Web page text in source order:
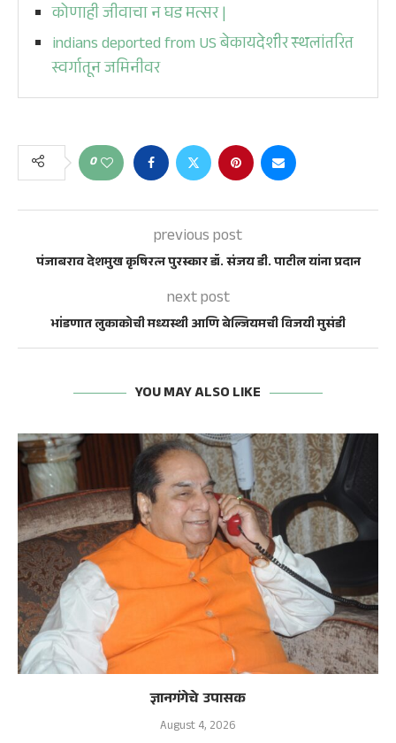
कोणाही जीवाचा न घड मत्सर |
indians deported from US बेकायदेशीर स्थलांतरित
स्वर्गातून जमिनीवर
0
previous post
पंजाबराव देशमुख कृषिरत्न पुरस्कार डॉ. संजय डी. पाटील यांना प्रदान
next post
भांडणात लुकाकोची मध्यस्थी आणि बेल्जियमची विजयी मुसंडी
YOU MAY ALSO LIKE
ज्ञानगंगेचे उपासक
August 4, 2026